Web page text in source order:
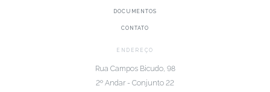
DOCUMENTOS
CONTATO
ENDEREÇO
Rua Campos Bicudo, 98
2º Andar - Conjunto 22